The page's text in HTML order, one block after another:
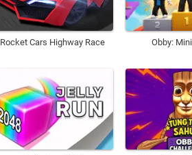
Rocket Cars Highway Race Obby: